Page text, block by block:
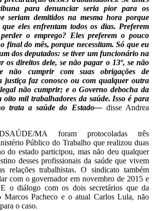
para denunciar seria pior para os
seriam demitidos na mesma hora porque
eles enfrentam todos os dias. Preferem
o emprego? Eles preferem o pouco
final do mês, porque necessitam. Só que eu
dos deputados: se tiver um funcionário na
os direitos dele, se não pagar o 13º, se não
não cumprir com suas obrigações de
justiça faz conosco ou com qualquer outra
não cumprir; e o Governo debocha da
oito mil trabalhadores da saúde. Isso é para
trata a saúde do Estado—disse Andrea
MA foram protocoladas três
Público do Trabalho que realizou duas
do estado participou, mas não deu qualquer
desses profissionais da saúde que vivem
relações trabalhistas. O sindicato também
com o governador em novembro de 2015 e
o diálogo com os dois secretários que da
Marcos Pacheco e o atual Carlos Lula, não
o caso.